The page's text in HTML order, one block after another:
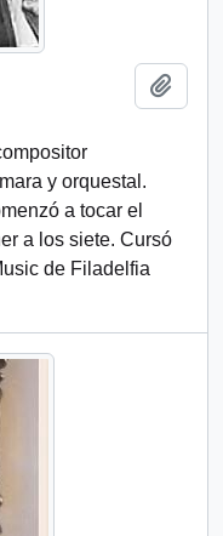
y orquestal.
a tocar el
a los siete. Cursó
de Filadelfia